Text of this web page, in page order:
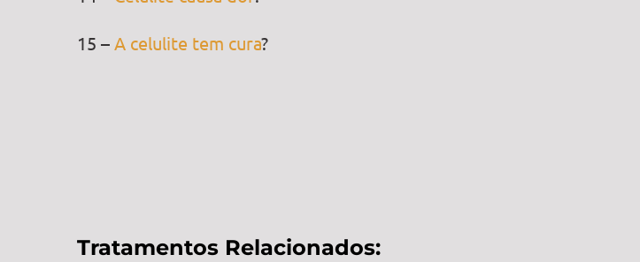
15 – A celulite tem cura?
Tratamentos Relacionados: